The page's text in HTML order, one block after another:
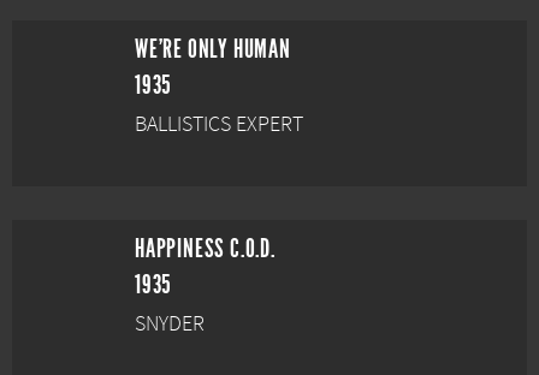
WE'RE ONLY HUMAN
1935
BALLISTICS EXPERT
HAPPINESS C.O.D.
1935
SNYDER